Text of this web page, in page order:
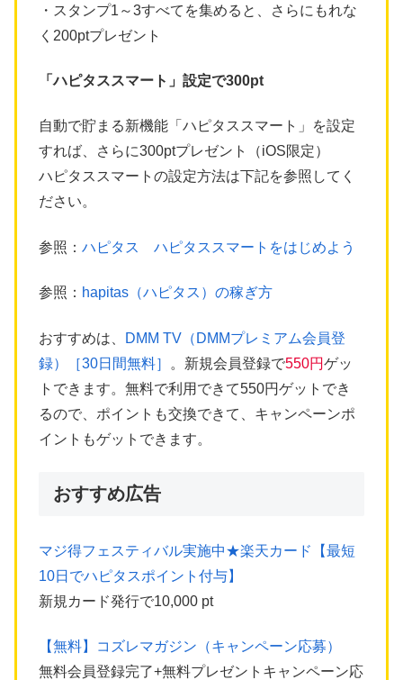
・スタンプ1～3すべてを集めると、さらにもれな
く200ptプレゼント
「ハピタススマート」設定で300pt
自動で貯まる新機能「ハピタススマート」を設定
すれば、さらに300ptプレゼント（iOS限定）
ハピタススマートの設定方法は下記を参照してく
ださい。
参照： ハピタス ハピタススマートをはじめよう
参照： hapitas（ハピタス）の稼ぎ方
おすすめは、
DMM TV（DMMプレミアム会員登
録）［30日間無料］
。新規会員登録で550円ゲッ
トできます。無料で利用できて550円ゲットでき
るので、ポイントも交換できて、キャンペーンポ
イントもゲットできます。
おすすめ広告
マジ得フェスティバル実施中★楽天カード【最短
10日でハピタスポイント付与】
新規カード発行で10,000 pt
【無料】コズレマガジン（キャンペーン応募）
無料会員登録完了+無料プレゼントキャンペーン応